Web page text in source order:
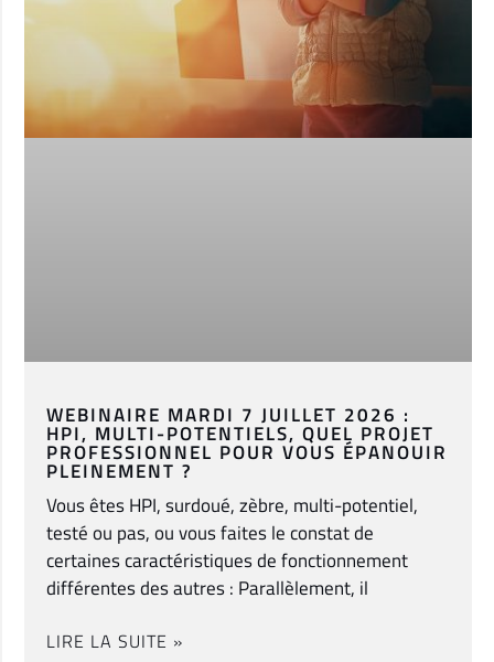
WEBINAIRE MARDI 7 JUILLET 2026 :
HPI, MULTI-POTENTIELS, QUEL PROJET
PROFESSIONNEL POUR VOUS ÉPANOUIR
PLEINEMENT ?
Vous êtes HPI, surdoué, zèbre, multi-potentiel,
testé ou pas, ou vous faites le constat de
certaines caractéristiques de fonctionnement
différentes des autres : Parallèlement, il
LIRE LA SUITE »